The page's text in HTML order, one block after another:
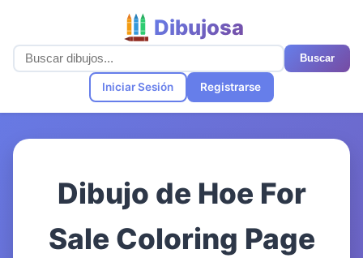
Dibujosa
Buscar
Iniciar Sesión Registrarse
Dibujo de Hoe For
Sale Coloring Page